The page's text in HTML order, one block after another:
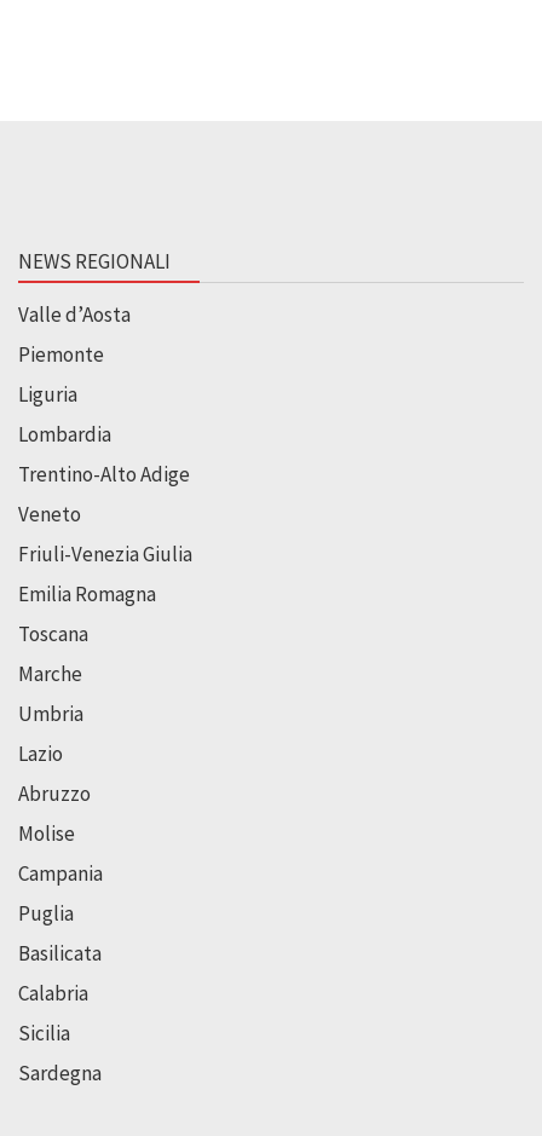
NEWS REGIONALI
Valle d’Aosta
Piemonte
Liguria
Lombardia
Trentino-Alto Adige
Veneto
Friuli-Venezia Giulia
Emilia Romagna
Toscana
Marche
Umbria
Lazio
Abruzzo
Molise
Campania
Puglia
Basilicata
Calabria
Sicilia
Sardegna